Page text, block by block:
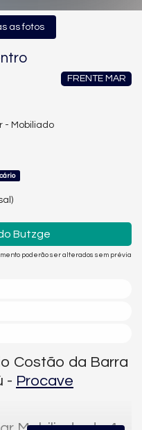
as fotos
FRENTE MAR
- Mobiliado
Butzge
poderão ser alterados sem prévia
Costão da Barra
- Procave